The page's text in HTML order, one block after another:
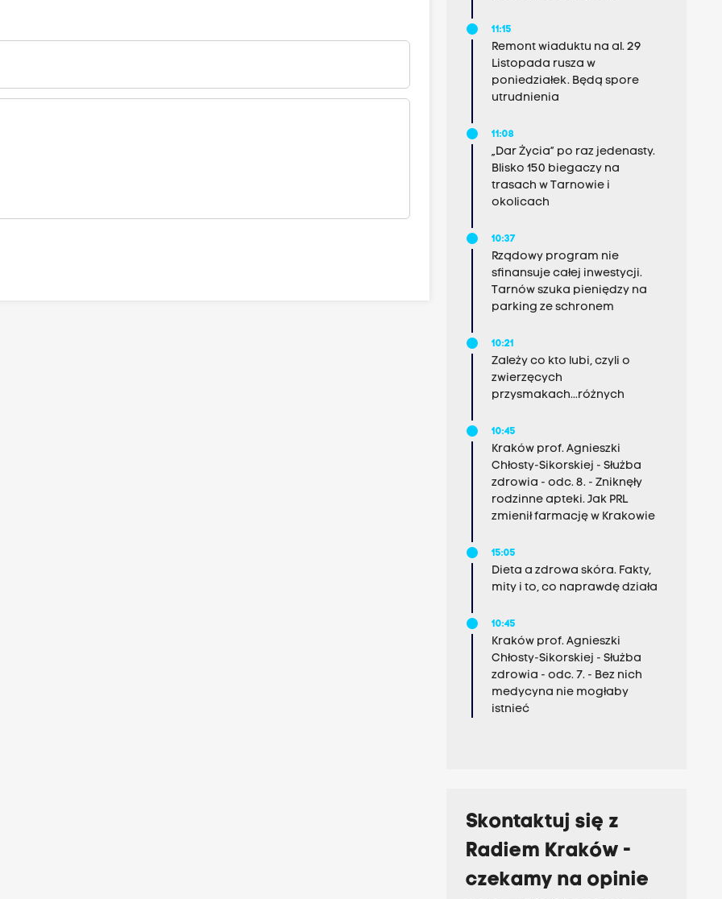
11:15
Remont wiaduktu na al. 29
Listopada rusza w
poniedziałek. Będą spore
utrudnienia
11:08
„Dar Życia” po raz jedenasty.
Blisko 150 biegaczy na
trasach w Tarnowie i
okolicach
10:37
Rządowy program nie
sfinansuje całej inwestycji.
Tarnów szuka pieniędzy na
parking ze schronem
10:21
Zależy co kto lubi, czyli o
zwierzęcych
przysmakach...różnych
10:45
Kraków prof. Agnieszki
Chłosty-Sikorskiej - Służba
zdrowia - odc. 8. - Zniknęły
rodzinne apteki. Jak PRL
zmienił farmację w Krakowie
15:05
Dieta a zdrowa skóra. Fakty,
mity i to, co naprawdę działa
10:45
Kraków prof. Agnieszki
Chłosty-Sikorskiej - Służba
zdrowia - odc. 7. - Bez nich
medycyna nie mogłaby
istnieć
Skontaktuj się z
Radiem Kraków -
czekamy na opinie